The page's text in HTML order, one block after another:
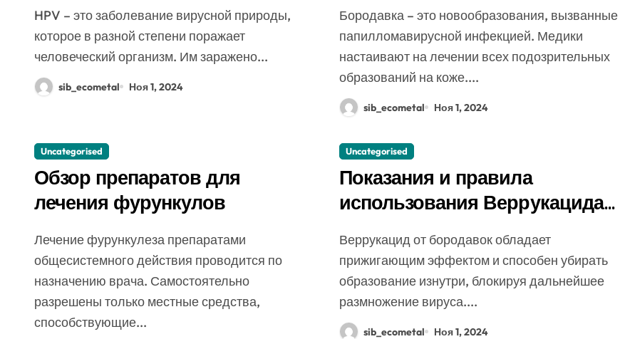
HPV – это заболевание вирусной природы,
которое в разной степени поражает
человеческий организм. Им заражено...
sib_ecometal Ноя 1, 2024
и аналоги
Бородавка – это новообразования, вызванные
папилломавирусной инфекцией. Медики
настаивают на лечении всех подозрительных
образований на коже....
sib_ecometal Ноя 1, 2024
Uncategorised
Обзор препаратов для
лечения фурункулов
Лечение фурункулеза препаратами
общесистемного действия проводится по
назначению врача. Самостоятельно
разрешены только местные средства,
способствующие...
Uncategorised
Показания и правила
использования Веррукацида
Веррукацид от бородавок обладает
прижигающим эффектом и способен убирать
образование изнутри, блокируя дальнейшее
размножение вируса....
sib_ecometal Ноя 1, 2024